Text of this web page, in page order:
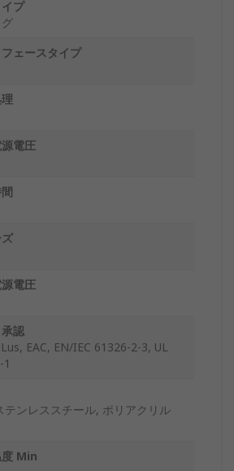
プ
ェースタイプ
電圧
電圧
認
EAC, EN/IEC 61326-2-3, UL
テンレススチール, ポリアクリル
Min